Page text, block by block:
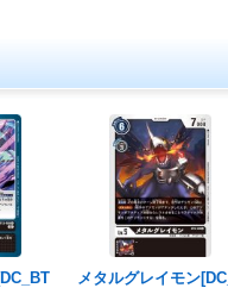
メタルグレイモン[DC_